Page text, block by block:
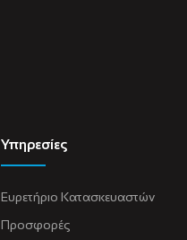
Υπηρεσίες
Ευρετήριο Κατασκευαστών
Προσφορές